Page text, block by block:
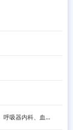
一般内科、消化器内科、循環器内科、呼吸器内科、血液内科、心療内科、脳神経内科、内分泌内科、老人内科、一般外科、消化器外科、心臓外科、呼吸器外科、脳神経外科、整形外科、形成外科、リハビリテーション科、小児科、産婦人科、婦人科、精神科、眼科、耳鼻咽喉科、皮膚科、泌尿器科、放射線科、人工透析、麻酔科、美容外科、人間ドック・検診、その他